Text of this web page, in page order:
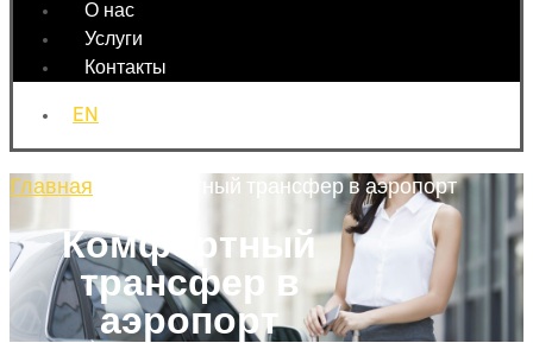
О нас
Услуги
Контакты
EN
Главная Комфортный трансфер в аэропорт
Комфортный
трансфер в
аэропорт